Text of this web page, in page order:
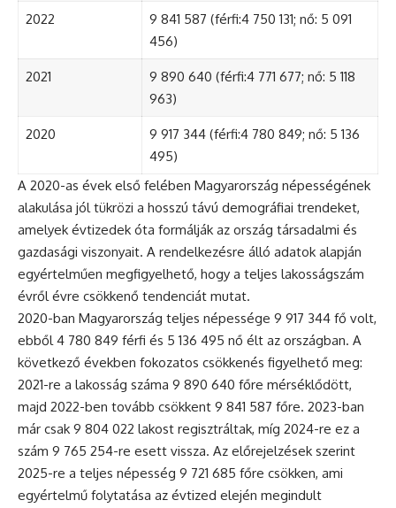
2022
9 841 587 (férfi:4 750 131; nő: 5 091
456)
2021
9 890 640 (férfi:4 771 677; nő: 5 118
963)
2020
9 917 344 (férfi:4 780 849; nő: 5 136
495)
A 2020-as évek első felében Magyarország népességének
alakulása jól tükrözi a hosszú távú demográfiai trendeket,
amelyek évtizedek óta formálják az ország társadalmi és
gazdasági viszonyait. A rendelkezésre álló adatok alapján
egyértelműen megfigyelhető, hogy a teljes lakosságszám
évről évre csökkenő tendenciát mutat.
2020-ban Magyarország teljes népessége 9 917 344 fő volt,
ebből 4 780 849 férfi és 5 136 495 nő élt az országban. A
következő években fokozatos csökkenés figyelhető meg:
2021-re a lakosság száma 9 890 640 főre mérséklődött,
majd 2022-ben tovább csökkent 9 841 587 főre. 2023-ban
már csak 9 804 022 lakost regisztráltak, míg 2024-re ez a
szám 9 765 254-re esett vissza. Az előrejelzések szerint
2025-re a teljes népesség 9 721 685 főre csökken, ami
egyértelmű folytatása az évtized elején megindult